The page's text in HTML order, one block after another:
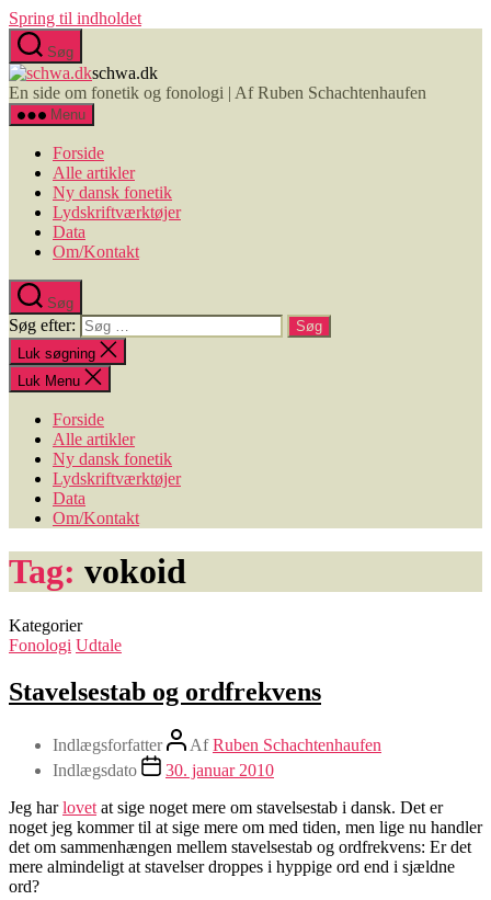
Spring til indholdet
Søg
schwa.dk
En side om fonetik og fonologi | Af Ruben Schachtenhaufen
Menu
Forside
Alle artikler
Ny dansk fonetik
Lydskriftværktøjer
Data
Om/Kontakt
Søg
Søg efter:
Luk søgning
Luk Menu
Forside
Alle artikler
Ny dansk fonetik
Lydskriftværktøjer
Data
Om/Kontakt
Tag: vokoid
Kategorier
Fonologi Udtale
Stavelsestab og ordfrekvens
Indlægsforfatter AfRuben Schachtenhaufen
Indlægsdato
30. januar 2010
Jeg harlovet at sige noget mere om stavelsestab i dansk. Det er
noget jeg kommer til at sige mere om med tiden, men lige nu handler
det om sammenhængen mellem stavelsestab og ordfrekvens: Er det
mere almindeligt at stavelser droppes i hyppige ord end i sjældne
ord?